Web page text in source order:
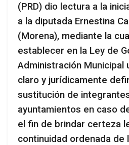
(PRD) dio lectura a la
a la diputada Ernestina
(Morena), mediante la
establecer en la Ley de
Administración Municipal
claro y jurídicamente
sustitución de
ayuntamientos en caso
el fin de brindar certeza
continuidad ordenada de